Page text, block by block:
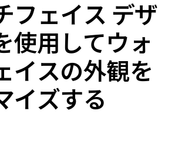
フェイス デザ
使用してウォ
イスの外観を
イズする